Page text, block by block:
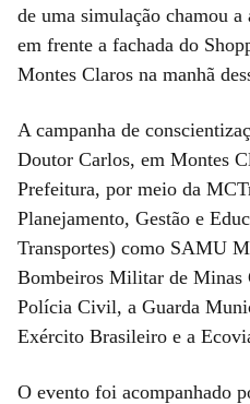
de uma simulação chamou a
em frente a fachada do
Montes Claros na manhã
A campanha de
Doutor Carlos, em Montes
Prefeitura, por meio da
Planejamento, Gestão e
Transportes) como SAMU
Bombeiros Militar de Minas
Polícia Civil, a Guarda
Exército Brasileiro e a
O evento foi acompanhado